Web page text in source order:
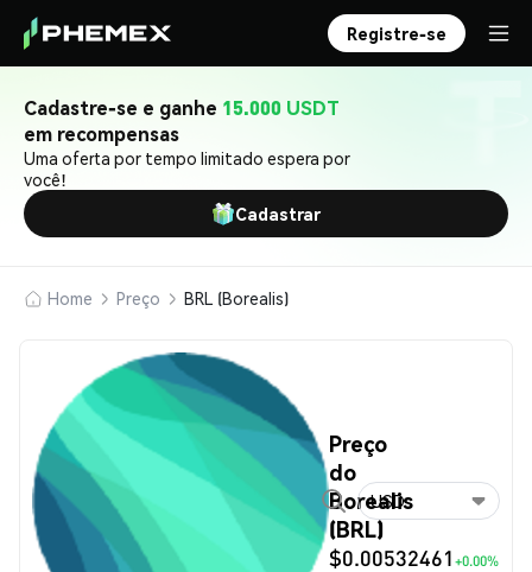
Registre-se
Cadastre-se e ganhe 15.000 USDT
em recompensas
Uma oferta por tempo limitado espera por
você!
Cadastrar
Home Preço BRL (Borealis)
Preço
do
Borealis
(BRL)
$0.00532461 +0.00%
USD